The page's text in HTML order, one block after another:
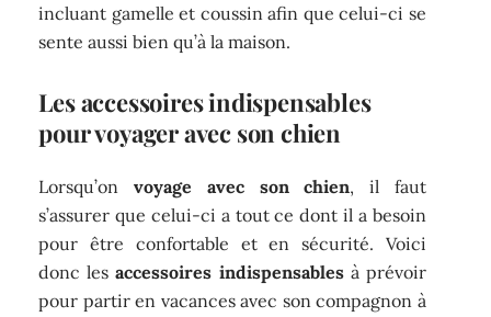
incluant gamelle et coussin afin que celui-ci se
sente aussi bien qu’à la maison.
Les accessoires indispensables
pour voyager avec son chien
Lorsqu’onvoyage avec son chien, il faut
s’assurer que celui-ci a tout ce dont il a besoin
pour être confortable et en sécurité. Voici
donc lesaccessoires indispensablesà prévoir
pour partir en vacances avec son compagnon à